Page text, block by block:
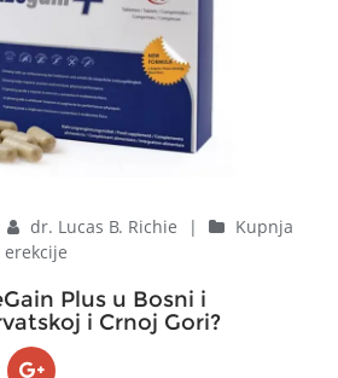
dr. Lucas B. Richie |
Kupnja
Plus u Bosni i
i Crnoj Gori?